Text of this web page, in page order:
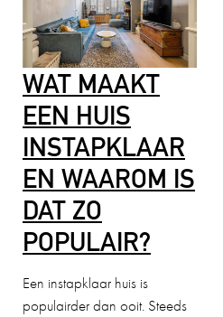
WAT MAAKT
EEN HUIS
INSTAPKLAAR
EN WAAROM IS
DAT ZO
POPULAIR?
Een instapklaar huis is
populairder dan ooit. Steeds